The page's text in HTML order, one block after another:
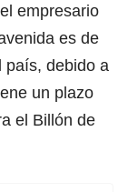
empresario
es de
país, debido a
un plazo
el Billón de